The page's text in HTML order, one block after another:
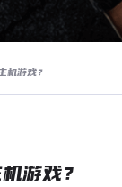
机游戏？
游戏？